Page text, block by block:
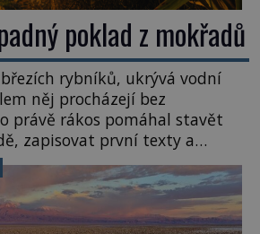
poklad z mokřadů
rybníků, ukrývá vodní
něj procházejí bez
právě rákos pomáhal stavět
zapisovat první texty a
Tato skromná, ale
člověka už tisíce let.
rákos jen jako obyčejnou kulisu
se však podívat […]